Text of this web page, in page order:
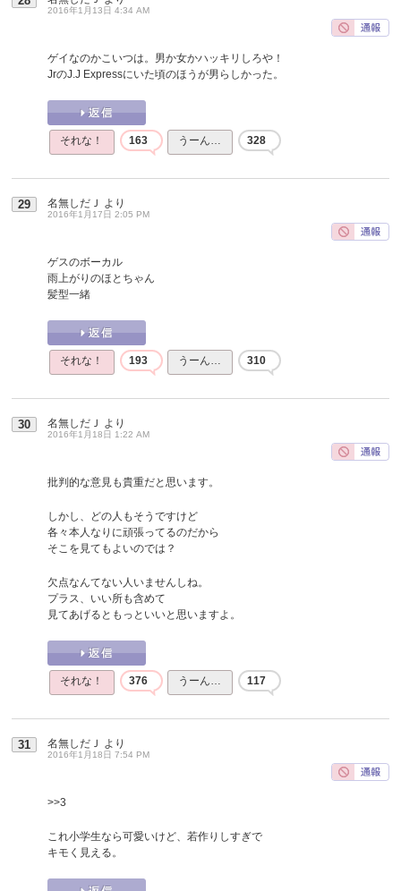
2016年1月13日 4:34 AM
ゲイなのかこいつは。男か女かハッキリしろや！
JrのJ.J Expressにいた頃のほうが男らしかった。
それな！ 163 うーん… 328
29 名無しだＪ より
2016年1月17日 2:05 PM
ゲスのボーカル
雨上がりのほとちゃん
髪型一緒
それな！ 193 うーん… 310
30 名無しだＪ より
2016年1月18日 1:22 AM
批判的な意見も貴重だと思います。
しかし、どの人もそうですけど
各々本人なりに頑張ってるのだから
そこを見てもよいのでは？
欠点なんてない人いませんしね。
プラス、いい所も含めて
見てあげるともっといいと思いますよ。
それな！ 376 うーん… 117
31 名無しだＪ より
2016年1月18日 7:54 PM
>>3
これ小学生なら可愛いけど、若作りしすぎで
キモく見える。